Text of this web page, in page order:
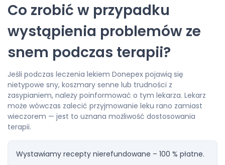
Co zrobić w przypadku
wystąpienia problemów ze
snem podczas terapii?
Jeśli podczas leczenia lekiem Donepex pojawią się
nietypowe sny, koszmary senne lub trudności z
zasypianiem, należy poinformować o tym lekarza. Lekarz
może wówczas zalecić przyjmowanie leku rano zamiast
wieczorem — jest to uznana możliwość dostosowania
terapii.
Wystawiamy recepty nierefundowane – 100 % płatne.